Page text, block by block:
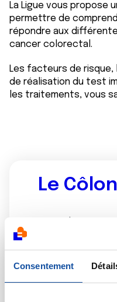
Consentement
La Ligue vous propose
permettre de
répondre aux
cancer colorectal.
Les facteurs de
de réalisation du test
les traitements, vous
Le
contre le
opération de
sensibilisation au
pédagogique,